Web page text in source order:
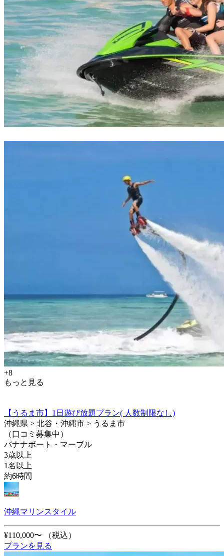
+8
もっと見る
【うるま市】1日遊び放題プラン( 人数制限なし)
沖縄県 > 北谷・沖縄市 > うるま市
（口コミ募集中）
バナナボート・マーブル
3歳以上
1名以上
約6時間
沖縄マリンスタイル
¥110,000〜
（税込）
プランを見る